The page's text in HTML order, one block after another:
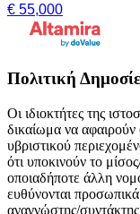
€ 55,000
Πολιτική
Οι ιδιοκτήτες της
δικαίωμα να
υβριστικού
ότι υποκινούν το
οποιαδήποτε άλλη
ευθύνονται
αναγνώστης/συντάκτης